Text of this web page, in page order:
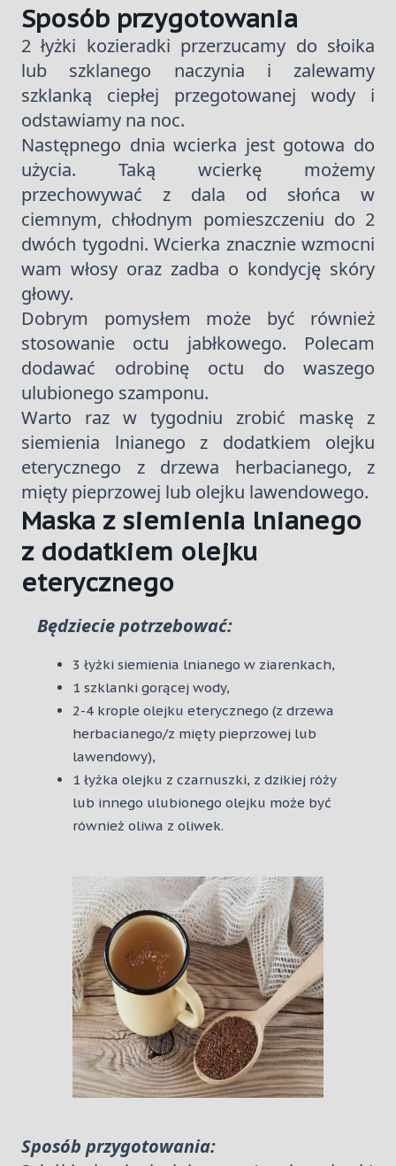
Sposób przygotowania
2 łyżki kozieradki przerzucamy do słoika
lub szklanego naczynia i zalewamy
szklanką ciepłej przegotowanej wody i
odstawiamy na noc.
Następnego dnia wcierka jest gotowa do
użycia. Taką wcierkę możemy
przechowywać z dala od słońca w
ciemnym, chłodnym pomieszczeniu do 2
dwóch tygodni. Wcierka znacznie wzmocni
wam włosy oraz zadba o kondycję skóry
głowy.
Dobrym pomysłem może być również
stosowanie octu jabłkowego. Polecam
dodawać odrobinę octu do waszego
ulubionego szamponu.
Warto raz w tygodniu zrobić maskę z
siemienia lnianego z dodatkiem olejku
eterycznego z drzewa herbacianego, z
mięty pieprzowej lub olejku lawendowego.
Maska z siemienia lnianego
z dodatkiem olejku
eterycznego
Będziecie potrzebować:
3 łyżki siemienia lnianego w ziarenkach,
1 szklanki gorącej wody,
2-4 krople olejku eterycznego (z drzewa
herbacianego/z mięty pieprzowej lub
lawendowy),
1 łyżka olejku z czarnuszki, z dzikiej róży
lub innego ulubionego olejku może być
również oliwa z oliwek.
Sposób przygotowania: